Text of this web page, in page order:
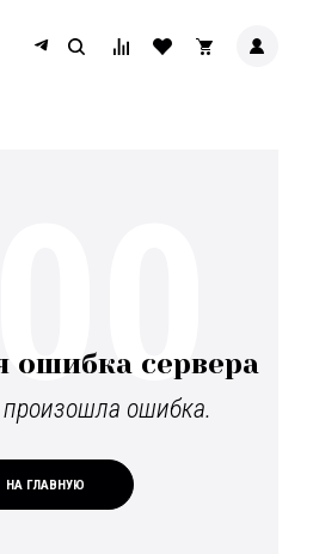
ошибка сервера
ошибка.
НА ГЛАВНУЮ